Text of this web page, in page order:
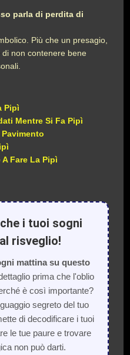
parla di perdita di
Più che un presagio,
non contenere bene
Pipì
Mentre Si Fa Pipì
Fare La Pipì
i tuoi sogni
risveglio!
mattina su questo
prima che l'oblio
è così importante?
segreto del tuo
di decodificare i tuoi
le tue paure e trovare
non può darti.